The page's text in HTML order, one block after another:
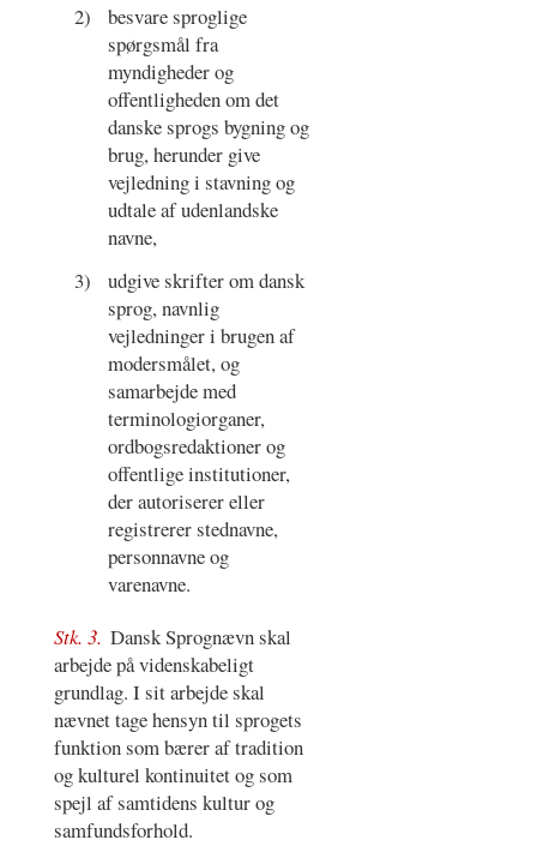
2)
besvare sproglige
spørgsmål fra
myndigheder og
offentligheden om det
danske sprogs bygning og
brug, herunder give
vejledning i stavning og
udtale af udenlandske
navne,
3)
udgive skrifter om dansk
sprog, navnlig
vejledninger i brugen af
modersmålet, og
samarbejde med
terminologiorganer,
ordbogsredaktioner og
offentlige institutioner,
der autoriserer eller
registrerer stednavne,
personnavne og
varenavne.
Stk. 3. Dansk Sprognævn skal
arbejde på videnskabeligt
grundlag. I sit arbejde skal
nævnet tage hensyn til sprogets
funktion som bærer af tradition
og kulturel kontinuitet og som
spejl af samtidens kultur og
samfundsforhold.